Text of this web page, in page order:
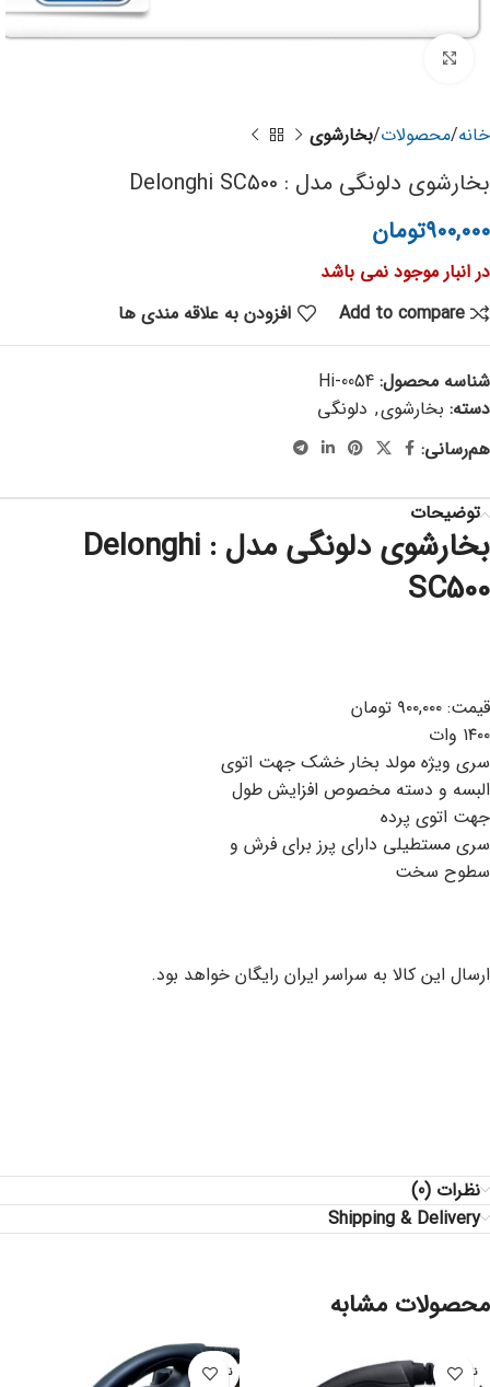
خانه محصولات بخارشوی
بخارشوی دلونگی مدل : Delonghi SC۵۰۰
۹۰۰,۰۰۰تومان
در انبار موجود نمی باشد
Add to compare
افزودن به علاقه مندی ها
شناسه محصول: Hi-0054
دسته: بخارشوی, دلونگی
هم‌رسانی:
توضیحات
بخارشوی دلونگی مدل : Delonghi
SC500
قیمت: ۹۰۰,۰۰۰ تومان
۱۴۰۰ وات
سری‌ ویژه مولد بخار خشک جهت اتوی
البسه و دسته مخصوص افزایش طول
جهت اتوی پرده
سری مستطیلی دارای پرز برای فرش و
سطوح سخت
ارسال این کالا به سراسر ایران رایگان خواهد بود.
نظرات (0)
Shipping & Delivery
محصولات مشابه
ناموجود ناموجود